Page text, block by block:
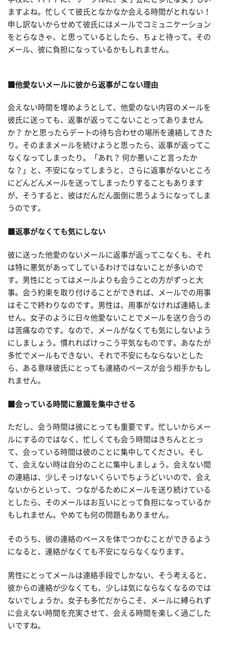
ますよね。忙しくて彼氏となかなか会える時間がとれない！
申し訳ないからせめて彼氏にはメールでコミュニケーション
をとらなきゃ、と思っているとしたら、ちょと待って。その
メール、彼に負担になっているかもしれません。
■他愛ないメールに彼から返事がこない理由
会えない時間を埋めようとして、他愛のない内容のメールを
彼氏に送っても、返事が返ってこないことってありません
か？ かと思ったらデートの待ち合わせの場所を連絡してきた
り。そのままメールを続けようと思ったら、返事が返ってこ
なくなってしまったり。「あれ？ 何か悪いこと言ったか
な？」と、不安になってしまうと、さらに返事がないところ
にどんどんメールを送ってしまったりすることもあります
が、そうすると、彼はだんだん面倒に思うようになってしま
うのです。
■返事がなくても気にしない
彼に送った他愛のないメールに返事が返ってこなくも、それ
は特に悪気があってしているわけではないことが多いので
す。男性にとってはメールよりも会うことの方がずっと大
事。会う約束を取り付けることができれば、メールでの用事
はそこで終わりなのです。男性は、用事がなければ連絡しま
せん。女子のように日々他愛ないことでメールを送り合うの
は苦痛なのです。なので、メールがなくても気にしないよう
にしましょう。慣れればけっこう平気なものです。あなたが
多忙でメールもできない、それで不安にもならないとした
ら、ある意味彼氏にとっても連絡のペースが会う相手かもし
れません。
■会っている時間に意識を集中させる
ただし、会う時間は彼にとっても重要です。忙しいからメー
ルにするのではなく、忙しくても会う時間はきちんととっ
て、会っている時間は彼のことに集中してください。そし
て、会えない時は自分のことに集中しましょう。会えない間
の連絡は、少しそっけないくらいでちょうどいいので、会え
ないからといって、つながるためにメールを送り続けている
としたら、そのメールはお互いにとって負担になっているか
もしれません。やめても何の問題もありません。
そのうち、彼の連絡のペースを体でつかむことができるよう
になると、連絡がなくても不安にならなくなります。
男性にとってメールは連絡手段でしかない、そう考えると、
彼からの連絡が少なくても、少しは気にならなくなるのでは
ないでしょうか。女子も多忙だからこそ、メールに縛られず
に会えない時間を充実させて、会える時間を楽しく過ごした
いですね。